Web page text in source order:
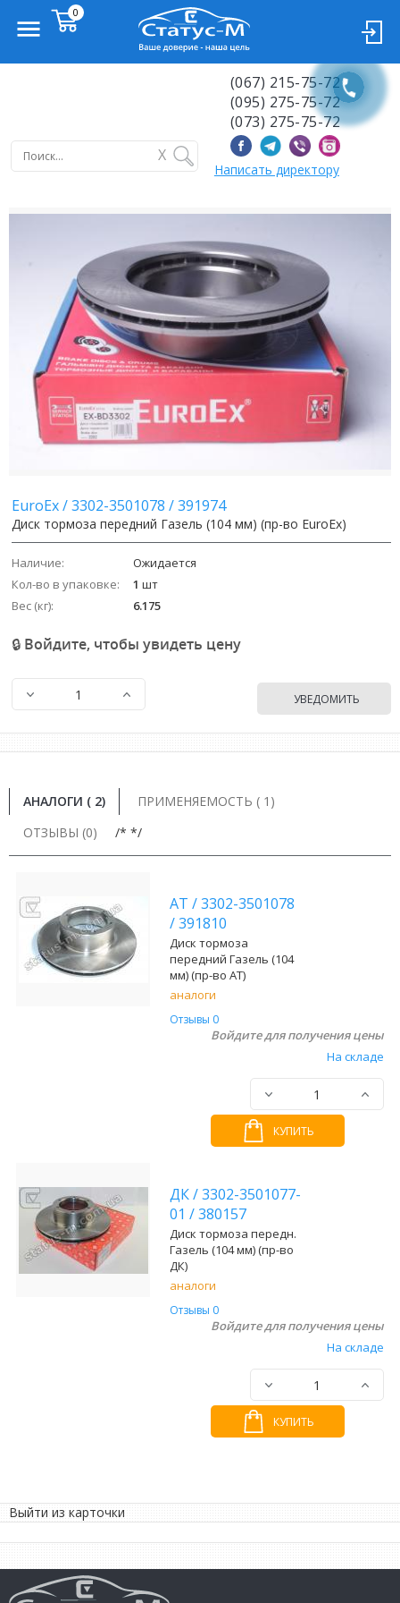
X
(067) 215-75-72
(095) 275-75-72
(073) 275-75-72
Написать директору
Previous
Image
Image
EuroEx/3302-3501078 /391974
Диск тормоза передний Газель (104 мм) (пр-во EuroEx)
Наличие:
Ожидается
Кол-во в упаковке:
1 шт
Вес (кг):
6.175
🔒 Войдите, чтобы увидеть цену
УВЕДОМИТЬ
АНАЛОГИ ( 2)
ПРИМЕНЯЕМОСТЬ ( 1)
ОТЗЫВЫ (0)
/* */
AT /3302-3501078
/391810
Диск тормоза
передний Газель (104
мм) (пр-во AT)
аналоги
Отзывы 0
Войдите для получения цены
На складе
КУПИТЬ
ДК/3302-3501077-
01 /380157
Диск тормоза передн.
Газель (104 мм) (пр-во
ДК)
аналоги
Отзывы 0
Войдите для получения цены
На складе
КУПИТЬ
Выйти из карточки